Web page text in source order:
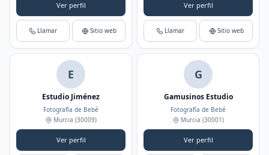
Ver perfil
Llamar Sitio web
Ver perfil
Llamar Sitio web
E
Estudio Jiménez
Fotografía de Bebé
Murcia (30009)
Ver perfil
G
Gamusinos Estudio
Fotografía de Bebé
Murcia (30001)
Ver perfil